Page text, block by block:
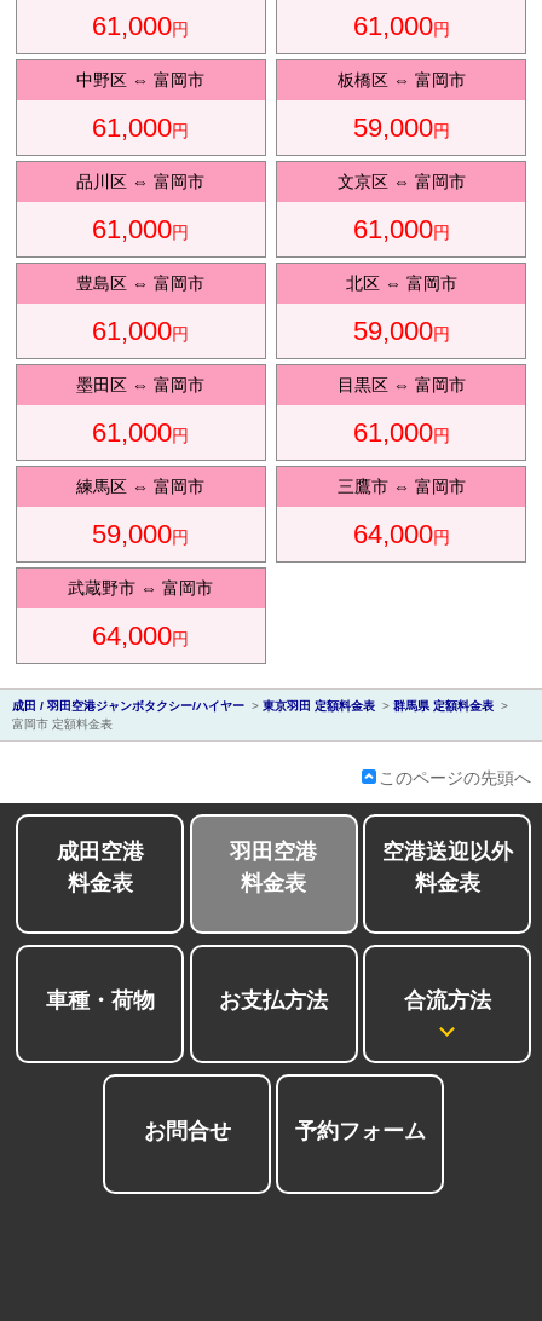
田
会社紹
介
61,000円 61,000円
中野区 ⇔富岡市
61,000円
板橋区⇔ 富岡市
59,000円
品川区 ⇔富岡市
61,000円
文京区⇔ 富岡市
61,000円
豊島区 ⇔富岡市
61,000円
北区⇔ 富岡市
59,000円
墨田区 ⇔富岡市
61,000円
目黒区⇔ 富岡市
61,000円
練馬区 ⇔富岡市
59,000円
三鷹市⇔ 富岡市
64,000円
武蔵野市 ⇔富岡市
64,000円
成田 / 羽田空港ジャンボタクシー/ハイヤー > 東京羽田 定額料金表 > 群馬県 定額料金表 >
富岡市 定額料金表
このページの先頭へ
成田空港
料金表
羽田空港
料金表
空港送迎以外
料金表
車種・荷物 お支払方法 合流方法
お問合せ 予約フォーム